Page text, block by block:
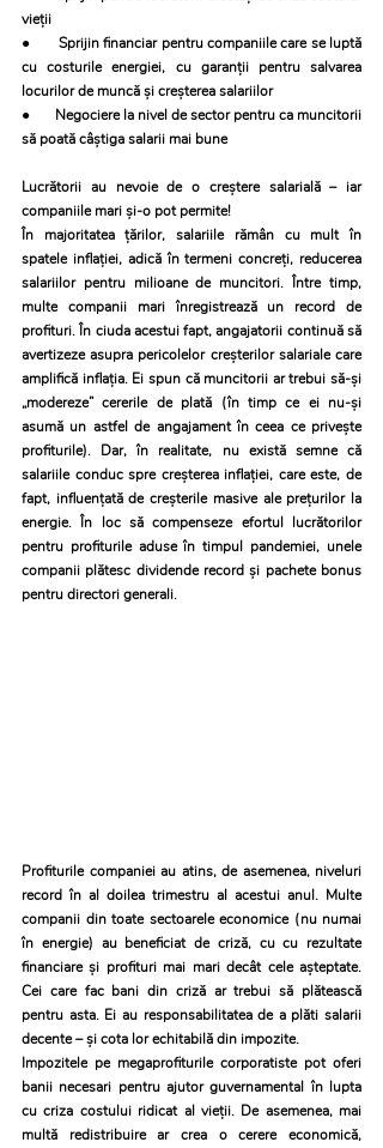
vieții
●       Sprijin financiar pentru companiile care se luptă
cu costurile energiei, cu garanții pentru salvarea
locurilor de muncă și creșterea salariilor
●       Negociere la nivel de sector pentru ca muncitorii
să poată câștiga salarii mai bune
Lucrătorii au nevoie de o creștere salarială – iar
companiile mari și-o pot permite!
În majoritatea țărilor, salariile rămân cu mult în
spatele inflației, adică în termeni concreți, reducerea
salariilor pentru milioane de muncitori. Între timp,
multe companii mari înregistrează un record de
profituri. În ciuda acestui fapt, angajatorii continuă să
avertizeze asupra pericolelor creșterilor salariale care
amplifică inflația. Ei spun că muncitorii ar trebui să-și
„modereze” cererile de plată (în timp ce ei nu-și
asumă un astfel de angajament în ceea ce privește
profiturile). Dar, în realitate, nu există semne că
salariile conduc spre creșterea inflației, care este, de
fapt, influențată de creșterile masive ale prețurilor la
energie. În loc să compenseze efortul lucrătorilor
pentru profiturile aduse în timpul pandemiei, unele
companii plătesc dividende record și pachete bonus
pentru directori generali.
Profiturile companiei au atins, de asemenea, niveluri
record în al doilea trimestru al acestui anul. Multe
companii din toate sectoarele economice (nu numai
în energie) au beneficiat de criză, cu cu rezultate
financiare și profituri mai mari decât cele așteptate.
Cei care fac bani din criză ar trebui să plătească
pentru asta. Ei au responsabilitatea de a plăti salarii
decente – și cota lor echitabilă din impozite.
Impozitele pe megaprofiturile corporatiste pot oferi
banii necesari pentru ajutor guvernamental în lupta
cu criza costului ridicat al vieții. De asemenea, mai
multă redistribuire ar crea o cerere economică,